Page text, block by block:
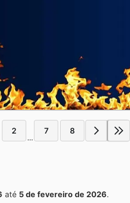
2
...
7 8
até 5 de fevereiro de 2026.